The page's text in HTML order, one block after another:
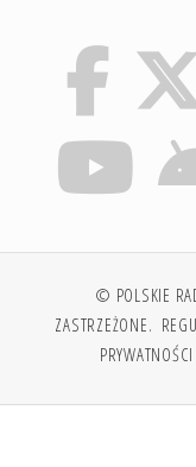
© POLSKIE
ZASTRZEŻONE.
PRYWATNOŚCI